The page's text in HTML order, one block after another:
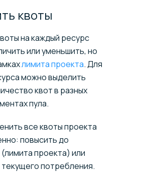
квоты
на каждый ресурс
или уменьшить, но
лимита проекта. Для
можно выделить
квот в разных
пула.
все квоты проекта
повысить до
проекта) или
текущего потребления.